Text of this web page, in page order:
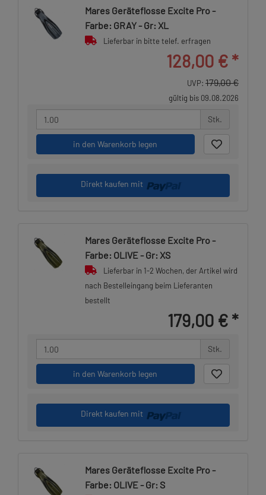
Mares Geräteflosse Excite Pro -
Farbe: GRAY - Gr: XL
Lieferbar in bitte telef. erfragen
128,00 € *
UVP: 179,00 €
gültig bis 09.08.2026
Stk.
in den Warenkorb legen
Direkt kaufen mit
Mares Geräteflosse Excite Pro -
Farbe: OLIVE - Gr: XS
Lieferbar in 1-2 Wochen, der Artikel wird
nach Bestelleingang beim Lieferanten
bestellt
179,00 € *
Stk.
in den Warenkorb legen
Direkt kaufen mit
Mares Geräteflosse Excite Pro -
Farbe: OLIVE - Gr: S